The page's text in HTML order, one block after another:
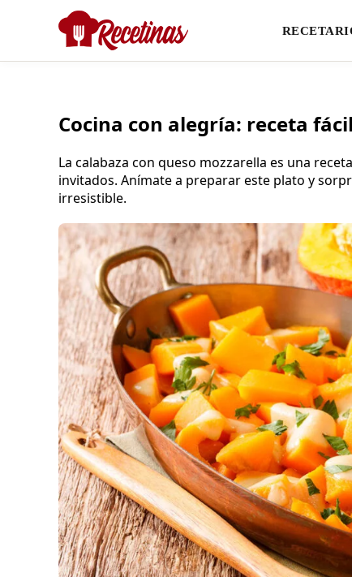
Cocina con alegría: receta
La calabaza con queso mozzarella es una
invitados. Anímate a preparar este plato y
irresistible.